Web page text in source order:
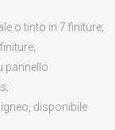
o tinto in 7 finiture;
pannello
disponibile